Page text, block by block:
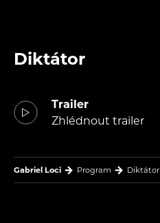
Diktátor
Trailer
Zhlédnout trailer
Gabriel Loci Program Diktátor